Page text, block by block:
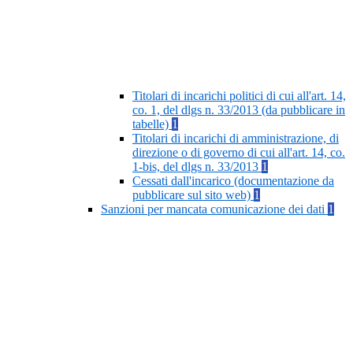
Titolari di incarichi politici di cui all'art. 14,
co. 1, del dlgs n. 33/2013 (da pubblicare in
tabelle) 1
Titolari di incarichi di amministrazione, di
direzione o di governo di cui all'art. 14, co.
1-bis, del dlgs n. 33/2013 1
Cessati dall'incarico (documentazione da
pubblicare sul sito web) 1
Sanzioni per mancata comunicazione dei dati 1